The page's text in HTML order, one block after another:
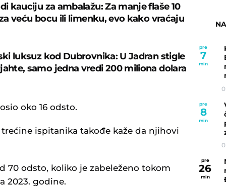
kauciju za ambalažu: Za manje flaše 10
veću bocu ili limenku, evo kako vraćaju
luksuz kod Dubrovnika: U Jadran stigle
samo jedna vredi 200 miliona dolara
oko 16 odsto.
ispitanika takođe kaže da njihovi
70 odsto, koliko je zabeleženo tokom
2023. godine.
pre
7
min
0
pre
8
min
0
pre
26
min